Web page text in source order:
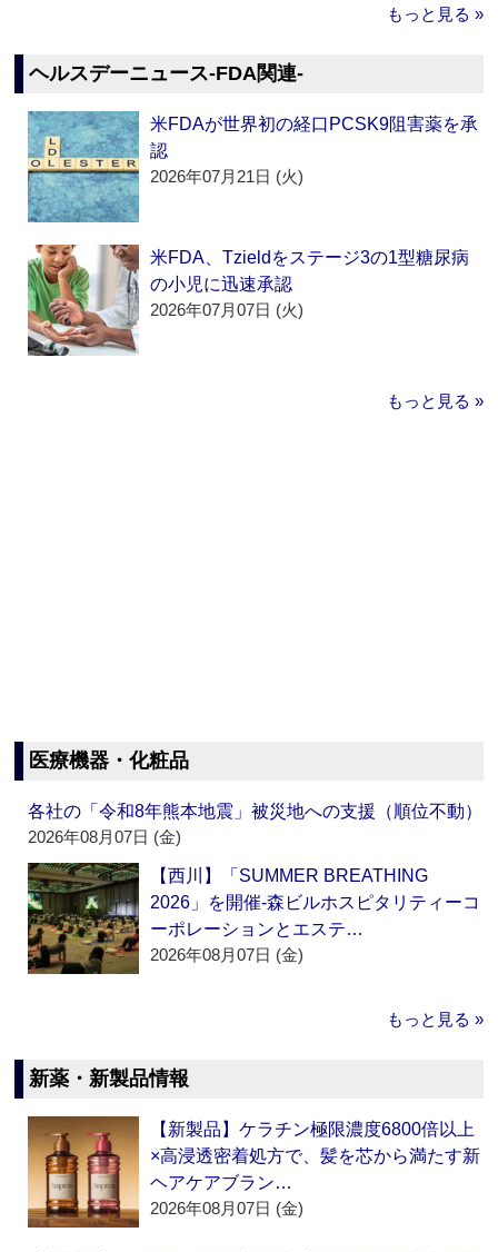
もっと見る »
ヘルスデーニュース‐FDA関連‐
米FDAが世界初の経口PCSK9阻害薬を承
認
2026年07月21日 (火)
米FDA、Tzieldをステージ3の1型糖尿病
の小児に迅速承認
2026年07月07日 (火)
もっと見る »
医療機器・化粧品
各社の「令和8年熊本地震」被災地への支援（順位不動）
2026年08月07日 (金)
【西川】「SUMMER BREATHING
2026」を開催‐森ビルホスピタリティーコ
ーポレーションとエステ…
2026年08月07日 (金)
もっと見る »
新薬・新製品情報
【新製品】ケラチン極限濃度6800倍以上
×高浸透密着処方で、髪を芯から満たす新
ヘアケアブラン…
2026年08月07日 (金)